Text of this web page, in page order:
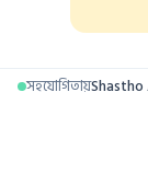
সহযোগিতায়Shastho